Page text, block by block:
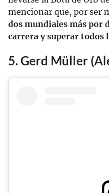
mencionar que, por ser
dos mundiales más por
carrera y superar todos
5. Gerd Müller